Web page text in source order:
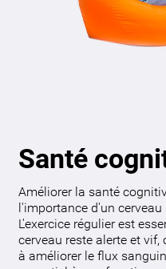
Santé
Améliorer la santé
l'importance d'un
L'exercice régulier est
cerveau reste alerte et
à améliorer le flux